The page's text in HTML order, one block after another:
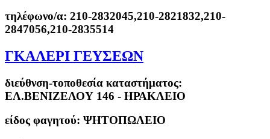
τηλέφωνο/α: 210-2832045,210-2821832,210-
2847056,210-2835514
ΓΚΑΛΕΡΙ ΓΕΥΣΕΩΝ
διεύθνση-τοποθεσία καταστήματος:
ΕΛ.ΒΕΝΙΖΕΛΟΥ 146 - ΗΡΑΚΛΕΙΟ
είδος φαγητού: ΨΗΤΟΠΩΛΕΙΟ